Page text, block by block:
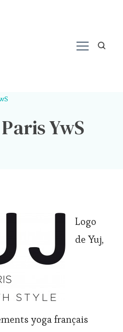
YwS
Logo
de Yuj,
yoga français